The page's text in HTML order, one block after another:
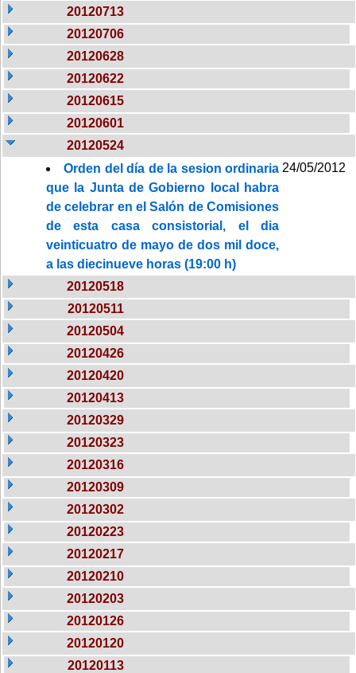
20120713
20120706
20120628
20120622
20120615
20120601
20120524
Orden del día de la sesion ordinaria
que la Junta de Gobierno local habra
de celebrar en el Salón de Comisiones
de esta casa consistorial, el dia
veinticuatro de mayo de dos mil doce,
a las diecinueve horas (19:00 h)
24/05/2012
20120518
20120511
20120504
20120426
20120420
20120413
20120329
20120323
20120316
20120309
20120302
20120223
20120217
20120210
20120203
20120126
20120120
20120113